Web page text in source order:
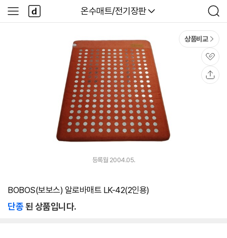
다나와
온수매트/전기장판
검
색
사
이
다
나
와
상품비교
관
심
등록월 2004.05.
BOBOS(보보스) 알로바매트 LK-42(2인용)
단종된 상품입니다.